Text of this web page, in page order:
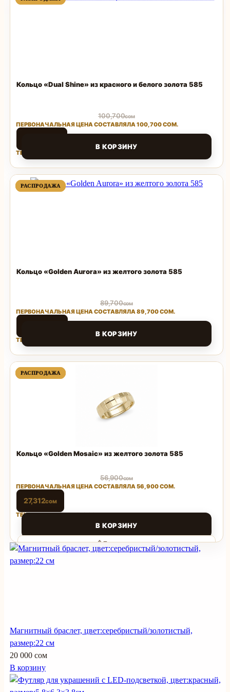
ТОВАР
ТОВАР
Кольцо «Dual Shine» из красного и белого золота 585
100,700сом
ПЕРВОНАЧАЛЬНАЯ ЦЕНА СОСТАВЛЯЛА 100,700 СОМ.
ТЕКУЩАЯ ЦЕНА: 48,336 СОМ.
В КОРЗИНУ
Поделиться
РАСПРОДАЖА ПРОДАВАЕМЫЙ
ТОВАР
РАСПРОДАЖА ПРОДАВАЕМЫЙ
ТОВАР
Кольцо «Golden Aurora» из желтого золота 585
89,700сом
ПЕРВОНАЧАЛЬНАЯ ЦЕНА СОСТАВЛЯЛА 89,700 СОМ.
ТЕКУЩАЯ ЦЕНА: 43,056 СОМ.
В КОРЗИНУ
Поделиться
РАСПРОДАЖА ПРОДАВАЕМЫЙ
ТОВАР
РАСПРОДАЖА ПРОДАВАЕМЫЙ
ТОВАР
Кольцо «Golden Mosaic» из желтого золота 585
56,900сом
ПЕРВОНАЧАЛЬНАЯ ЦЕНА СОСТАВЛЯЛА 56,900 СОМ.
27,312сом
ТЕКУЩАЯ ЦЕНА: 27,312 СОМ.
В КОРЗИНУ
Поделиться
Магнитный браслет, цвет:серебристый/золотистый,
размер:22 см
20 000 сом
В корзину